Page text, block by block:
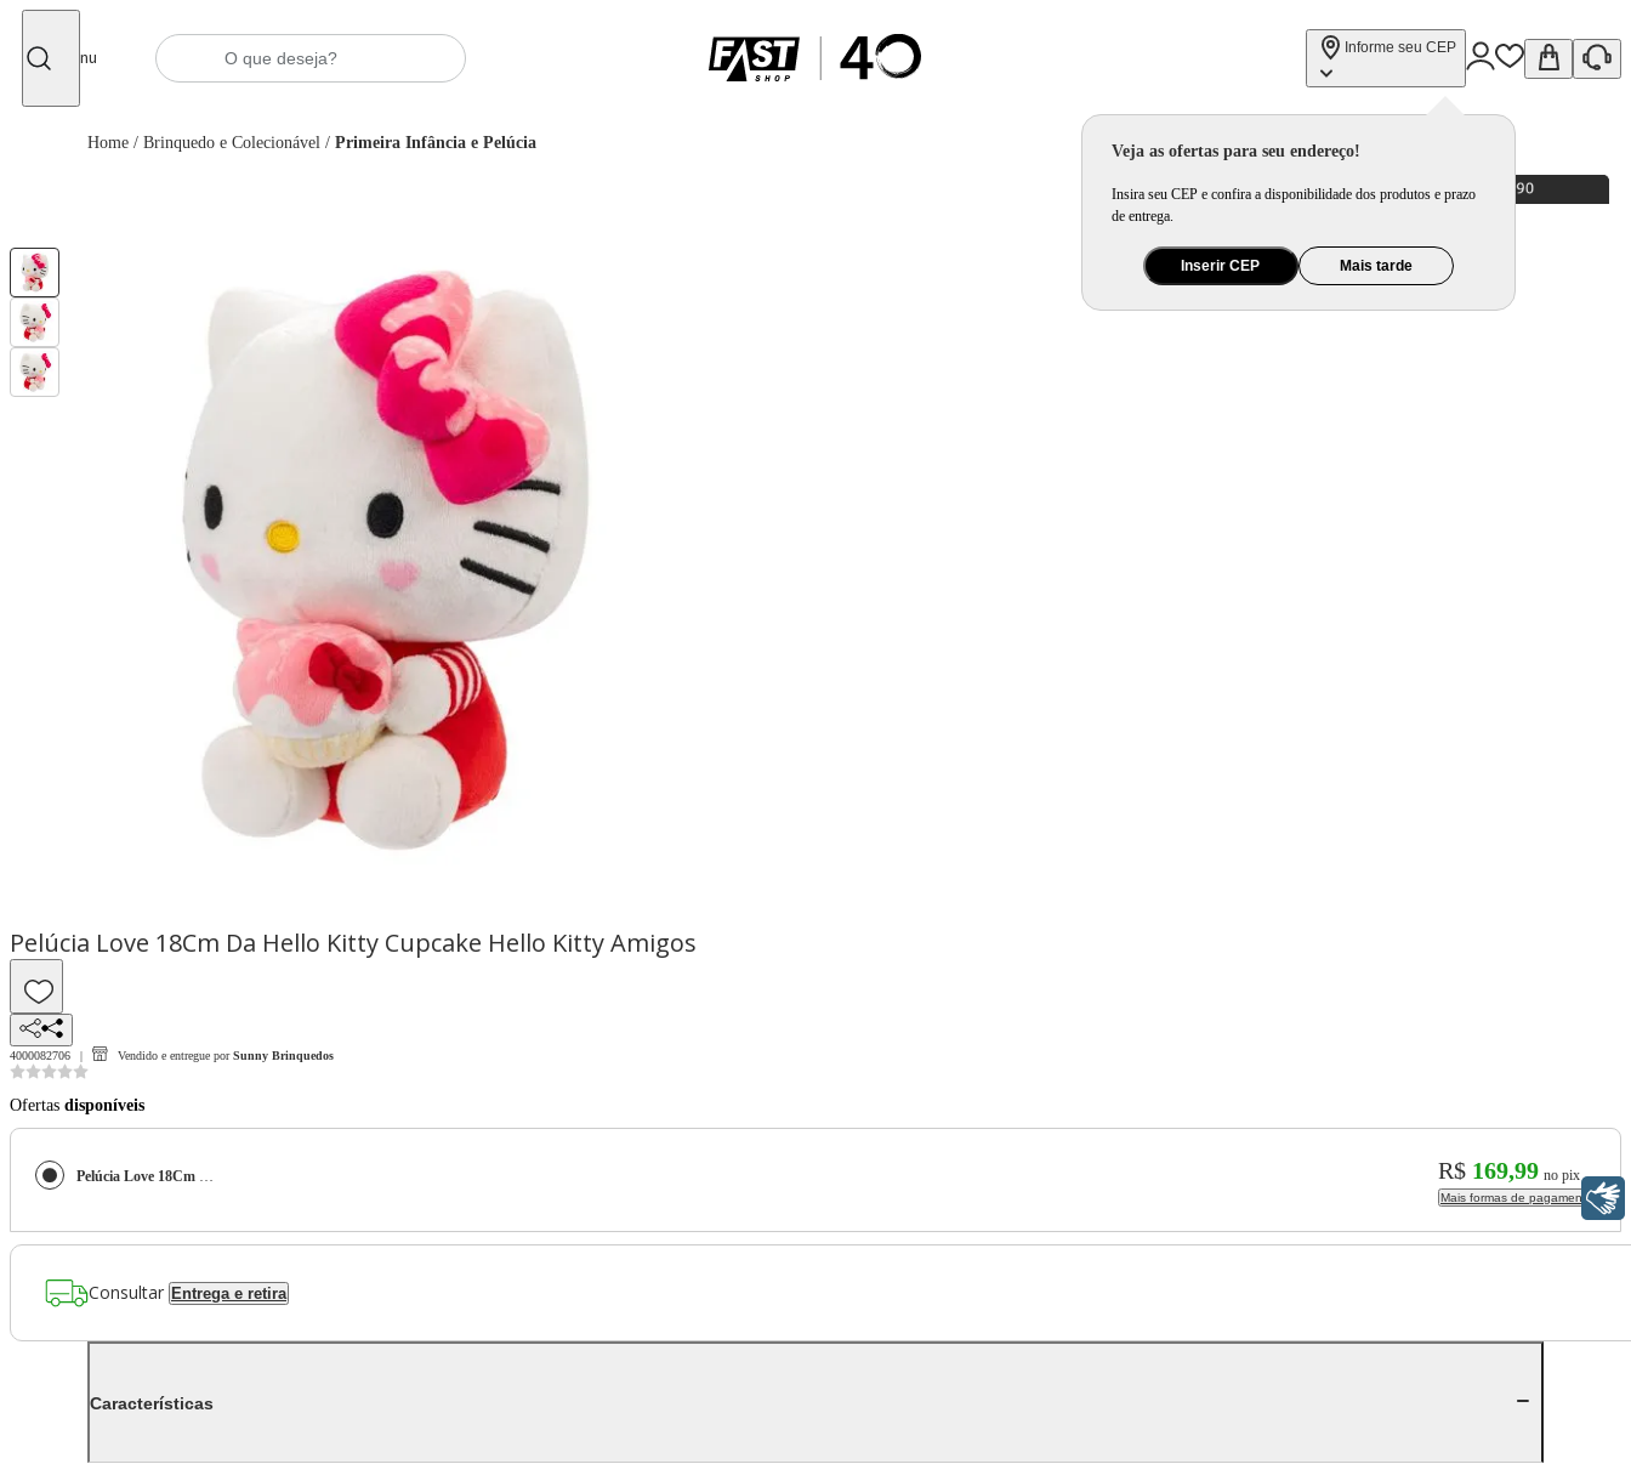
Menu
Informe seu CEP
Veja as ofertas para seu endereço!
Insira seu CEP e confira a disponibilidade dos produtos e prazo
de entrega.
Inserir CEP Mais tarde
Home / Brinquedo e Colecionável / Primeira Infância e Pelúcia
Pelúcia Love 18Cm Da Hello Kitty Cupcake Hello Kitty Amigos
4000082706 Vendido e entregue por Sunny Brinquedos
Ofertas disponíveis
Pelúcia Love 18Cm Da Hello Kitty Cupcake Hello Kitty Amigos R$ 169,99 no pix
Mais formas de pagamento
Consultar Entrega e retira
Características
Libras